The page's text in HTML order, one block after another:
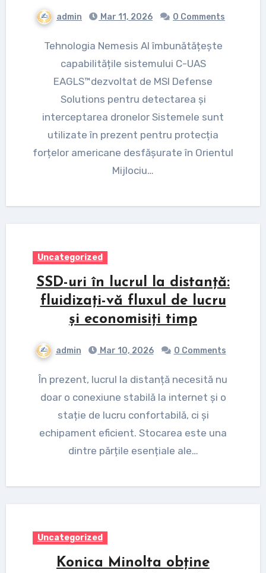
admin Mar 11, 2026 0 Comments
Tehnologia Nemesis AI îmbunătățește
capabilitățile sistemului C-UAS
EAGLS™dezvoltat de MSI Defense
Solutions pentru detectarea și
interceptarea dronelor Sistemele sunt
utilizate în prezent pentru protecția
forțelor americane desfășurate în Orientul
Mijlociu…
Uncategorized
SSD-uri în lucrul la distanță:
fluidizați-vă fluxul de lucru
și economisiți timp
admin Mar 10, 2026 0 Comments
În prezent, lucrul la distanță necesită nu
doar o conexiune stabilă la internet și o
stație de lucru confortabilă, ci și
echipament eficient. Stocarea este una
dintre părțile esențiale ale…
Uncategorized
Konica Minolta obține